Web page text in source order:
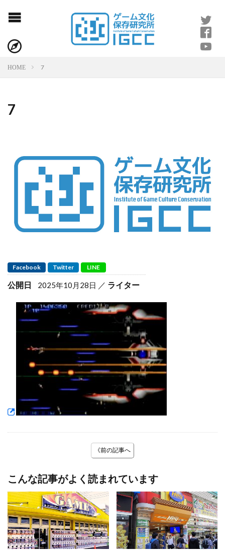
HOME 7
7
Facebook Twitter LINE
公開日 2025年10月28日 ライター
《前の記事へ
こんな記事がよく読まれています